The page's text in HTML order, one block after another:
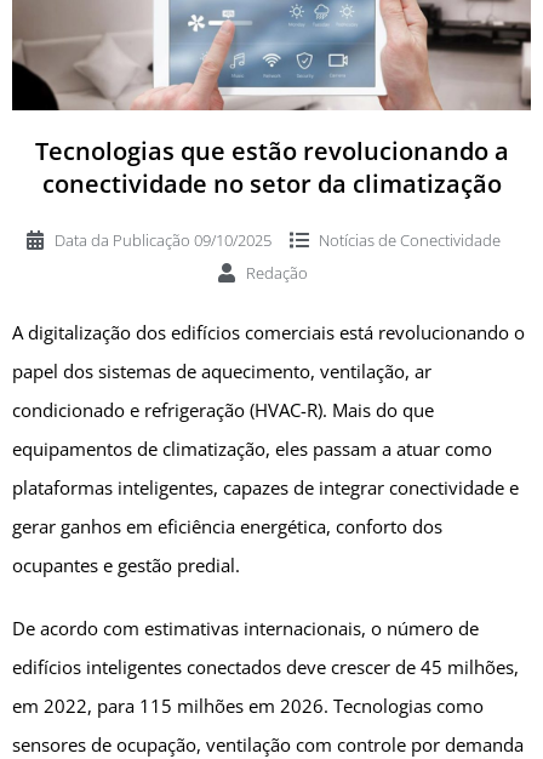
Tecnologias que estão revolucionando a
conectividade no setor da climatização
Data da Publicação 09/10/2025 Notícias deConectividade
Redação
A digitalização dos edifícios comerciais está revolucionando o
papel dos sistemas de aquecimento, ventilação, ar
condicionado e refrigeração (HVAC-R). Mais do que
equipamentos de climatização, eles passam a atuar como
plataformas inteligentes, capazes de integrar conectividade e
gerar ganhos em eficiência energética, conforto dos
ocupantes e gestão predial.
De acordo com estimativas internacionais, o número de
edifícios inteligentes conectados deve crescer de 45 milhões,
em 2022, para 115 milhões em 2026. Tecnologias como
sensores de ocupação, ventilação com controle por demanda